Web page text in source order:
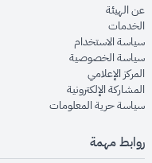
عن الهيئةopens in new window
الخدماتopens in new window
سياسة الاستخدام
سياسة الخصوصيةnew window
المركز الإعلاميin new window
المشاركة الإلكترونيةnew window
سياسة حرية المعلوماتwindow
روابط مهمة